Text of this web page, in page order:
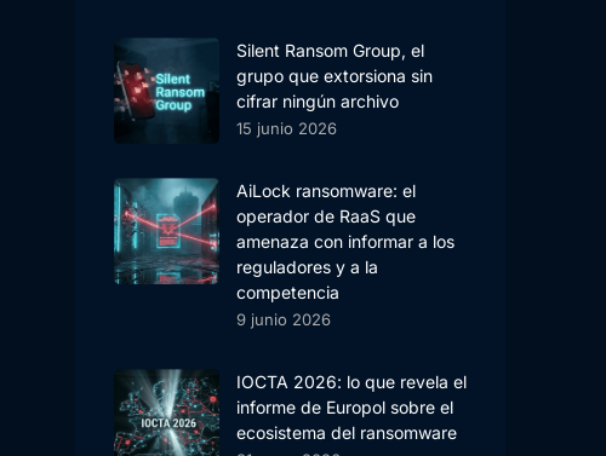
Silent Ransom Group, el
grupo que extorsiona sin
cifrar ningún archivo
15 junio 2026
AiLock ransomware: el
operador de RaaS que
amenaza con informar a los
reguladores y a la
competencia
9 junio 2026
IOCTA 2026: lo que revela el
informe de Europol sobre el
ecosistema del ransomware